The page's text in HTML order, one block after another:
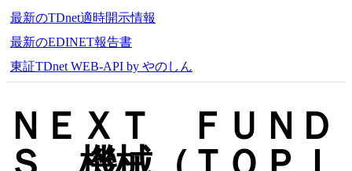
最新のTDnet適時開示情報
最新のEDINET報告書
東証TDnet WEB-API by やのしん
ＮＥＸＴ ＦＵＮＤ